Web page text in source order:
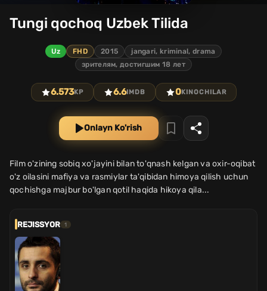
Tungi qochoq Uzbek Tilida
Uz FHD 2015
jangari, kriminal, drama
зрителям, достигшим 18 лет
6.573KP 6.6IMDB 0KINOCHILAR
Onlayn Ko'rish
Film o'zining sobiq xo'jayini bilan to'qnash kelgan va oxir-oqibat
o'z oilasini mafiya va rasmiylar ta'qibidan himoya qilish uchun
qochishga majbur bo'lgan qotil haqida hikoya qila...
REJISSYOR 1